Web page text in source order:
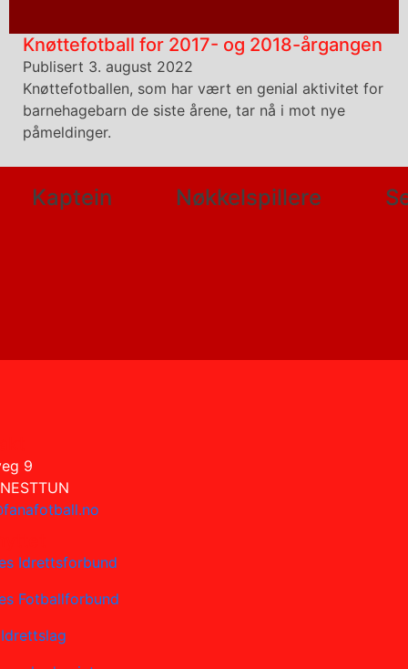
Knøttefotball for 2017- og 2018-årgangen
Publisert 3. august 2022
Knøttefotballen, som har vært en genial aktivitet for
barnehagebarn de siste årene, tar nå i mot nye
påmeldinger.
Kaptein Nøkkelspillere
9
Idrettsforbund
Fotballforbund